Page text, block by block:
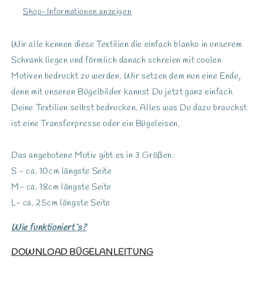
Shop-Informationen anzeigen
Wir alle kennen diese Textilien die einfach blanko in unserem
Schrank liegen und förmlich danach schreien mit coolen
Motiven bedruckt zu werden. Wir setzen dem nun eine Ende,
denn mit unseren Bügelbilder kannst Du jetzt ganz einfach
Deine Textilien selbst bedrucken. Alles was Du dazu brauchst
ist eine Transferpresse oder ein Bügeleisen.
Das angebotene Motiv gibt es in 3 Größen:
S - ca. 10cm längste Seite
M- ca. 18cm längste Seite
L- ca. 25cm längste Seite
Wie funktioniert`s?
DOWNLOAD BÜGELANLEITUNG